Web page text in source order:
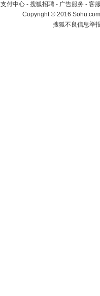
支付中心 - 搜狐招聘 - 广告服务 - 客
Copyright©2016
搜狐不良信息举